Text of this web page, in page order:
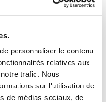
personnaliser le contenu
relatives aux
trafic. Nous
sur l'utilisation de
de médias sociaux, de
fauteuils sur patin pour
argile.